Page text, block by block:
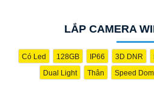
LẮP CAMERA
Có Led 128GB IP66 3D DNR
Dual Light
Thân Speed